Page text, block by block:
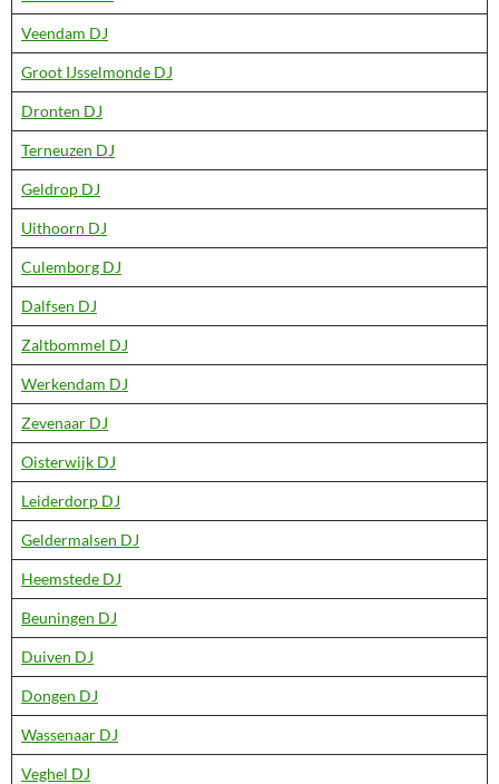
Veendam DJ
Groot IJsselmonde DJ
Dronten DJ
Terneuzen DJ
Geldrop DJ
Uithoorn DJ
Culemborg DJ
Dalfsen DJ
Zaltbommel DJ
Werkendam DJ
Zevenaar DJ
Oisterwijk DJ
Leiderdorp DJ
Geldermalsen DJ
Heemstede DJ
Beuningen DJ
Duiven DJ
Dongen DJ
Wassenaar DJ
Veghel DJ